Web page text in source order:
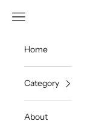
メニュー
Home
Category
About